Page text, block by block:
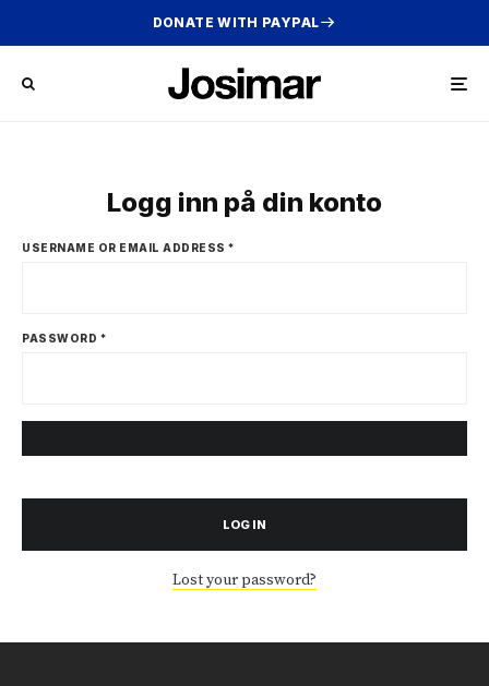
DONATE WITH PAYPAL
Logg inn på din konto
USERNAME OR EMAIL ADDRESS *
PASSWORD *
LOG IN
Lost your password?